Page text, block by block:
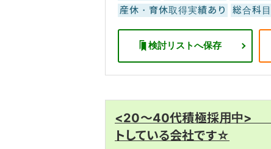
産休・育休取得実績あり
総合科目
検討リストへ保存
<20～40代積極採用中>
トしている会社です☆